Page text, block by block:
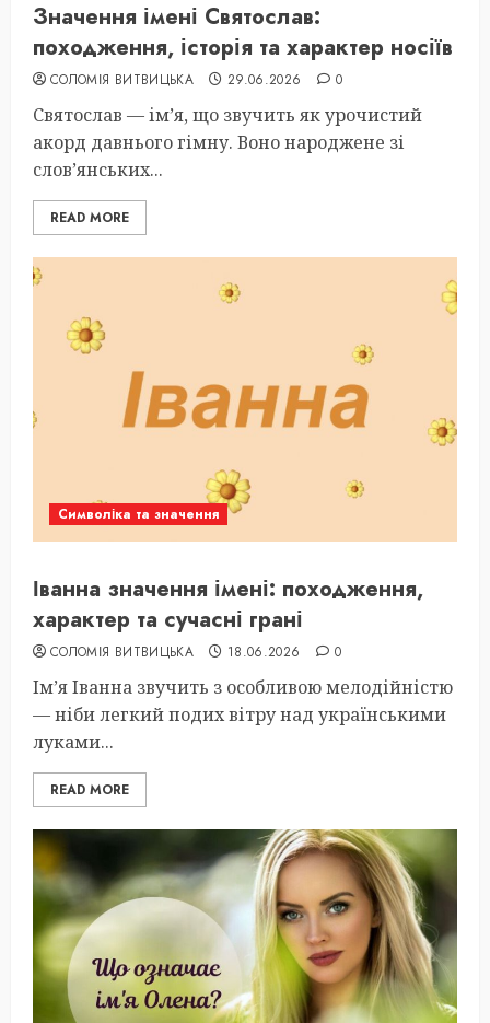
Значення імені Святослав:
походження, історія та характер носіїв
СОЛОМІЯ ВИТВИЦЬКА 29.06.2026 0
Святослав — ім’я, що звучить як урочистий
акорд давнього гімну. Воно народжене зі
слов’янських...
READ MORE
Символіка та значення
Іванна значення імені: походження,
характер та сучасні грані
СОЛОМІЯ ВИТВИЦЬКА 18.06.2026 0
Ім’я Іванна звучить з особливою мелодійністю
— ніби легкий подих вітру над українськими
луками...
READ MORE